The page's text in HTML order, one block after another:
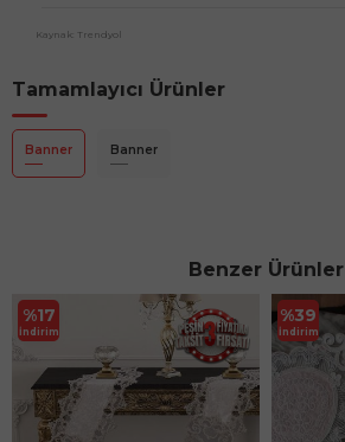
Kaynak: Trendyol
Tamamlayıcı Ürünler
Banner Banner
Benzer Ürünler
%17
İndirim
%39
İndirim